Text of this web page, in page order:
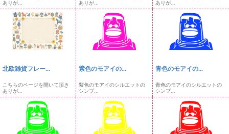
ありが...
ありが...
ありが...
北欧雑貨フレー...
こちらのページを開いて頂き
ありが...
紫色のモアイの...
紫色のモアイのシルエットの
シンプ...
青色のモアイの...
青色のモアイのシルエットの
シンプ...